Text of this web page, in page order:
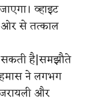
व्हाइट
ओर से तत्काल
है​|समझौते
ने लगभग
और